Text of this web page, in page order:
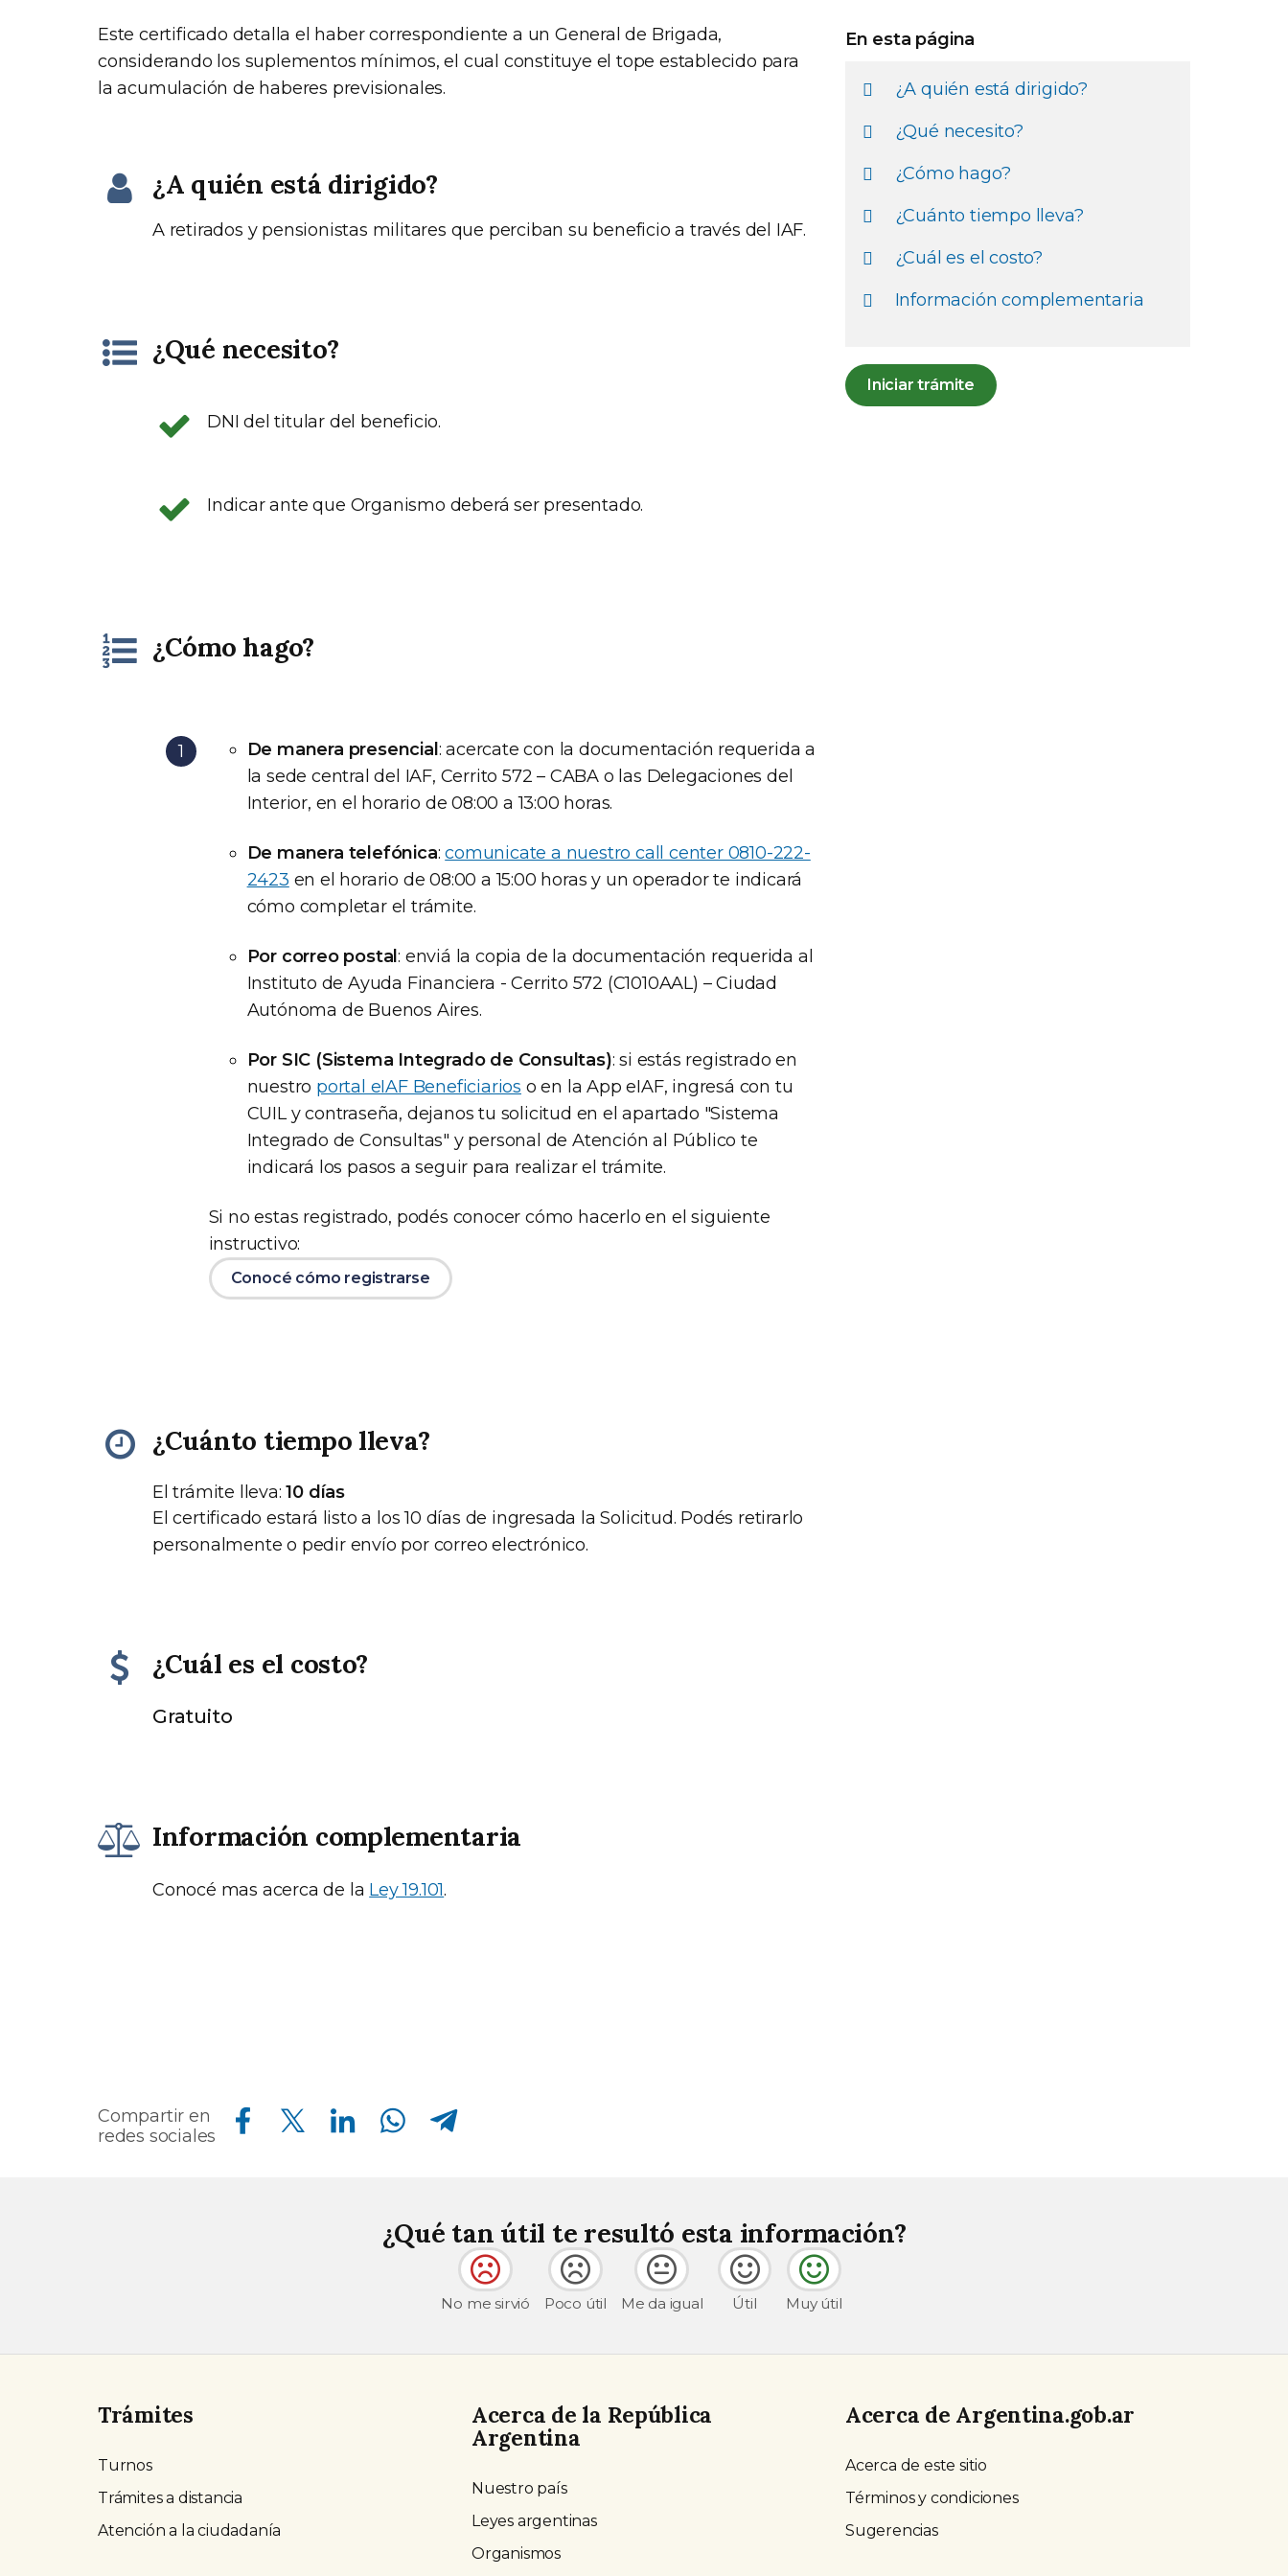
Este certificado detalla el haber correspondiente a un General de Brigada,
considerando los suplementos mínimos, el cual constituye el tope establecido para
la acumulación de haberes previsionales.
¿A quién está dirigido?
A retirados y pensionistas militares que perciban su beneficio a través del IAF.
¿Qué necesito?
DNI del titular del beneficio.
Indicar ante que Organismo deberá ser presentado.
¿Cómo hago?
De manera presencial : acercate con la documentación requerida a
la sede central del IAF, Cerrito 572 – CABA o las Delegaciones del
Interior, en el horario de 08:00 a 13:00 horas.
De manera telefónica:comunicate a nuestro call center 0810-222-
2423 en el horario de 08:00 a 15:00 horas y un operador te indicará
cómo completar el trámite.
Por correo postal: enviá la copia de la documentación requerida al
Instituto de Ayuda Financiera - Cerrito 572 (C1010AAL) – Ciudad
Autónoma de Buenos Aires.
Por SIC (Sistema Integrado de Consultas): si estás registrado en
nuestro portal eIAF Beneficiarios o en la App eIAF, ingresá con tu
CUIL y contraseña, dejanos tu solicitud en el apartado "Sistema
Integrado de Consultas" y personal de Atención al Público te
indicará los pasos a seguir para realizar el trámite.
Si no estas registrado, podés conocer cómo hacerlo en el siguiente
instructivo:
Conocé cómo registrarse
¿Cuánto tiempo lleva?
El trámite lleva:10 días
El certificado estará listo a los 10 días de ingresada la Solicitud. Podés retirarlo
personalmente o pedir envío por correo electrónico.
¿Cuál es el costo?
Gratuito
Información complementaria
Conocé mas acerca de la Ley 19.101.
Compartir en
redes sociales
Compartir en Facebook Compartir en Twitter Compartir en Linkedin Compartir en Whatsapp Compartir en Telegram
En esta página
¿A quién está dirigido?
¿Qué necesito?
¿Cómo hago?
¿Cuánto tiempo lleva?
¿Cuál es el costo?
Información complementaria
Iniciar trámite
¿Qué tan útil te resultó esta información?
No me sirvió Poco útil Me da igual Útil Muy útil
Trámites
Turnos
Trámites a distancia
Atención a la ciudadanía
Acerca de la República
Argentina
Nuestro país
Leyes argentinas
Organismos
Acerca de Argentina.gob.ar
Acerca de este sitio
Términos y condiciones
Sugerencias